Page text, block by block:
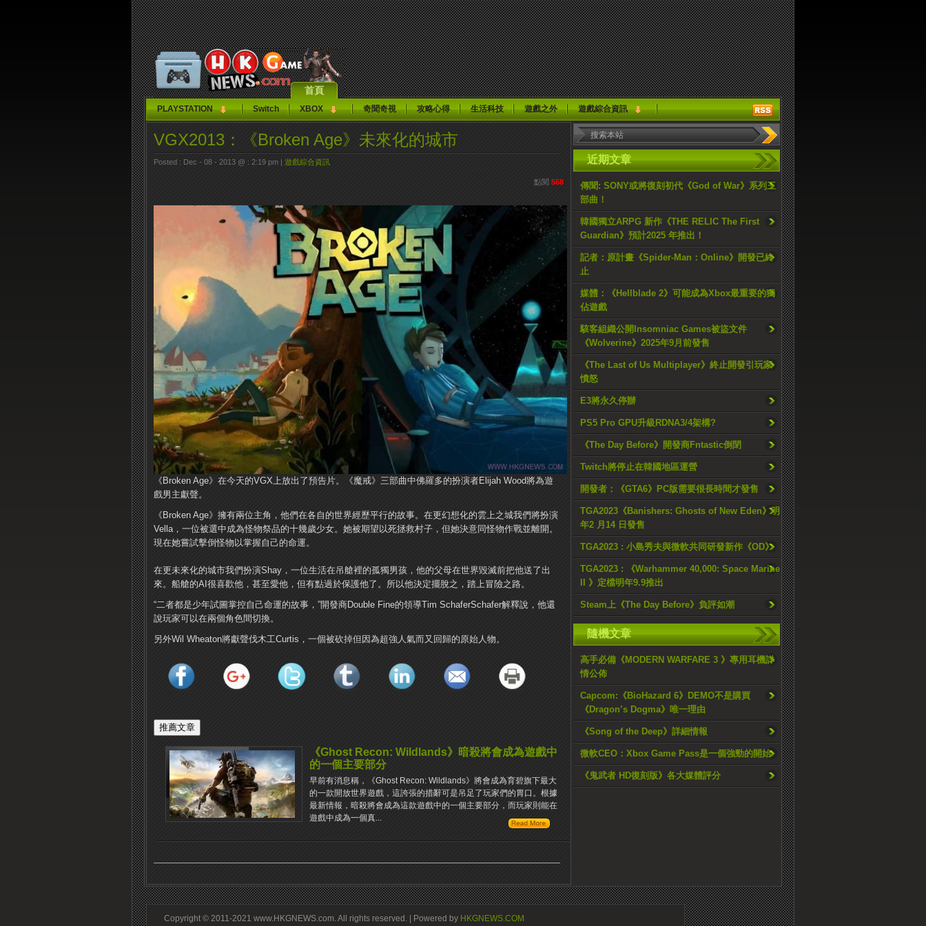
首頁
PLAYSTATION Switch XBOX 奇聞奇視 攻略心得 生活科技 遊戲之外 遊戲綜合資訊
近期文章
傳聞: SONY或將復刻初代《God of War》系列三
部曲！
韓國獨立ARPG 新作《THE RELIC The First
Guardian》預計2025 年推出！
記者：原計畫《Spider-Man：Online》開發已終
止
媒體：《Hellblade 2》可能成為Xbox最重要的獨
佔遊戲
駭客組織公開Insomniac Games被盜文件
《Wolverine》2025年9月前發售
《The Last of Us Multiplayer》終止開發引玩家
憤怒
E3將永久停辦
PS5 Pro GPU升級RDNA3/4架構?
《The Day Before》開發商Fntastic倒閉
Twitch將停止在韓國地區運營
開發者：《GTA6》PC版需要很長時間才發售
TGA2023《Banishers: Ghosts of New Eden》明
年2 月14 日發售
TGA2023 : 小島秀夫與微軟共同研發新作《OD》
TGA2023 : 《Warhammer 40,000: Space Marine
II 》定檔明年9.9推出
Steam上《The Day Before》負評如潮
隨機文章
高手必備《MODERN WARFARE 3 》專用耳機詳
情公佈
Capcom:《BioHazard 6》DEMO不是購買
《Dragon’s Dogma》唯一理由
《Song of the Deep》詳細情報
微軟CEO：Xbox Game Pass是一個強勁的開始
《鬼武者 HD復刻版》各大媒體評分
VGX2013：《Broken Age》未來化的城市
Posted : Dec - 08 - 2013 @ : 2:19 pm | 遊戲綜合資訊
點閱 568
《Broken Age》在今天的VGX上放出了預告片。《魔戒》三部曲中佛羅多的扮演者Elijah Wood將為遊
戲男主獻聲。
《Broken Age》擁有兩位主角，他們在各自的世界經歷平行的故事。在更幻想化的雲上之城我們將扮演
Vella，一位被選中成為怪物祭品的十幾歲少女。她被期望以死拯救村子，但她決意同怪物作戰並離開。
現在她嘗試擊倒怪物以掌握自己的命運。
在更未來化的城市我們扮演Shay，一位生活在吊艙裡的孤獨男孩，他的父母在世界毀滅前把他送了出
來。船艙的AI很喜歡他，甚至愛他，但有點過於保護他了。所以他決定擺脫之，踏上冒險之路。
“二者都是少年試圖掌控自己命運的故事，”開發商Double Fine的領導Tim SchaferSchafer解釋說，他還
說玩家可以在兩個角色間切換。
另外Wil Wheaton將獻聲伐木工Curtis，一個被砍掉但因為超強人氣而又回歸的原始人物。
《Ghost Recon: Wildlands》暗殺將會成為遊戲中
的一個主要部分
早前有消息稱，《Ghost Recon: Wildlands》將會成為育碧旗下最大
的一款開放世界遊戲，這誇張的措辭可是吊足了玩家們的胃口。根據
最新情報，暗殺將會成為這款遊戲中的一個主要部分，而玩家則能在
遊戲中成為一個真...
Copyright © 2011-2021 www.HKGNEWS.com. All rights reserved. | Powered by HKGNEWS.COM